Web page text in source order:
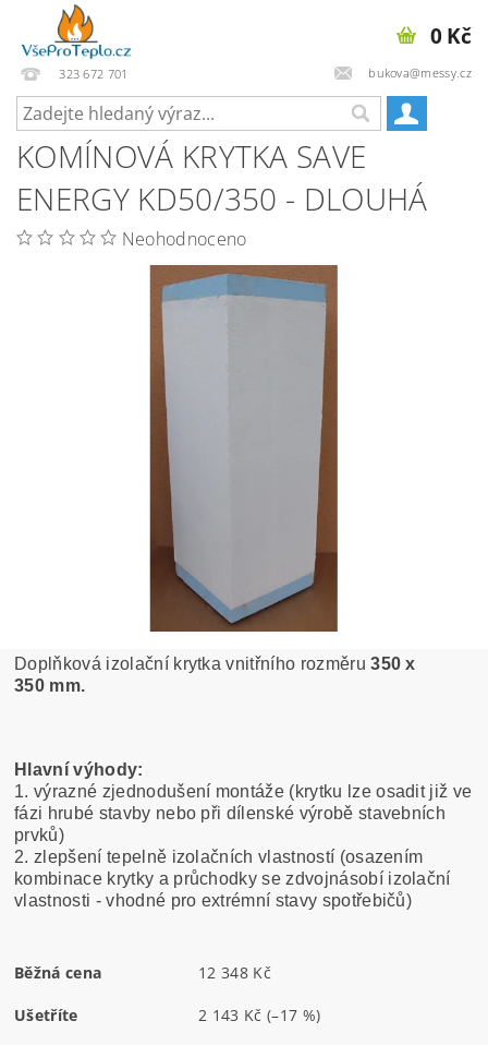
323 672 701 bukova@messy.cz
0 Kč
KOMÍNOVÁ KRYTKA SAVE
ENERGY KD50/350 - DLOUHÁ
Neohodnoceno
Doplňková izolační krytka vnitřního rozměru 350 x
350 mm.
Hlavní výhody:
1. výrazné zjednodušení montáže (krytku lze osadit již ve
fázi hrubé stavby nebo při dílenské výrobě stavebních
prvků)
2. zlepšení tepelně izolačních vlastností (osazením
kombinace krytky a průchodky se zdvojnásobí izolační
vlastnosti - vhodné pro extrémní stavy spotřebičů)
Běžná cena 12 348 Kč
Ušetříte 2 143 Kč (–17 %)